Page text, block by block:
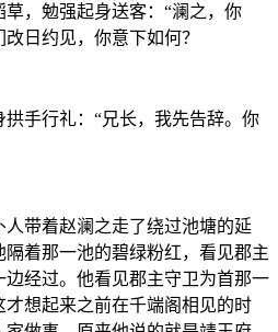
，勉强起身送客：“澜之，你
日约见，你意下如何？
手行礼：“兄长，我先告辞。你
带着赵澜之走了绕过池塘的延
着那一池的碧绿粉红，看见郡主
经过。他看见郡主守卫为首那一
想起来之前在千端阁相见的时